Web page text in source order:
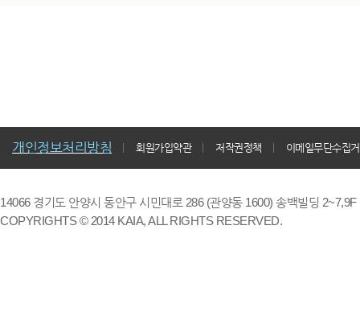
개인정보처리방침 회원가입약관 저작권정책 이메일무단수집
14066 경기도 안양시 동안구 시민대로 286 (관양동 1600) 송백빌딩
COPYRIGHTS © 2014 KAIA, ALL RIGHTS RESERVED.